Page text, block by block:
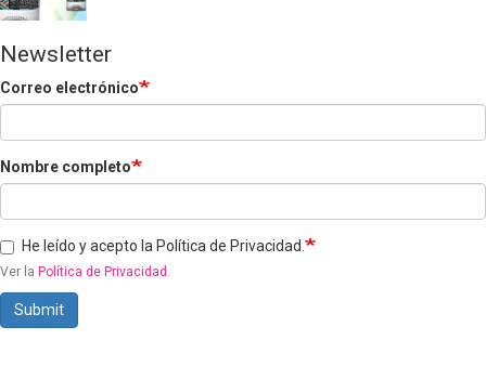
Newsletter
Correo electrónico
Nombre completo
He leído y acepto la Política de Privacidad.
Ver la Política de Privacidad .
Submit